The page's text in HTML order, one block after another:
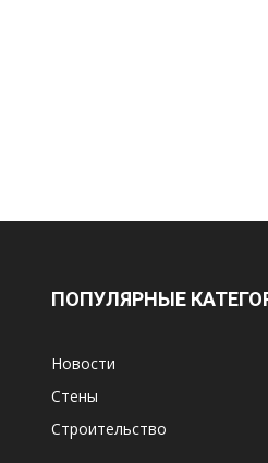
ПОПУЛЯРНЫЕ
Новости
Стены
Строительство